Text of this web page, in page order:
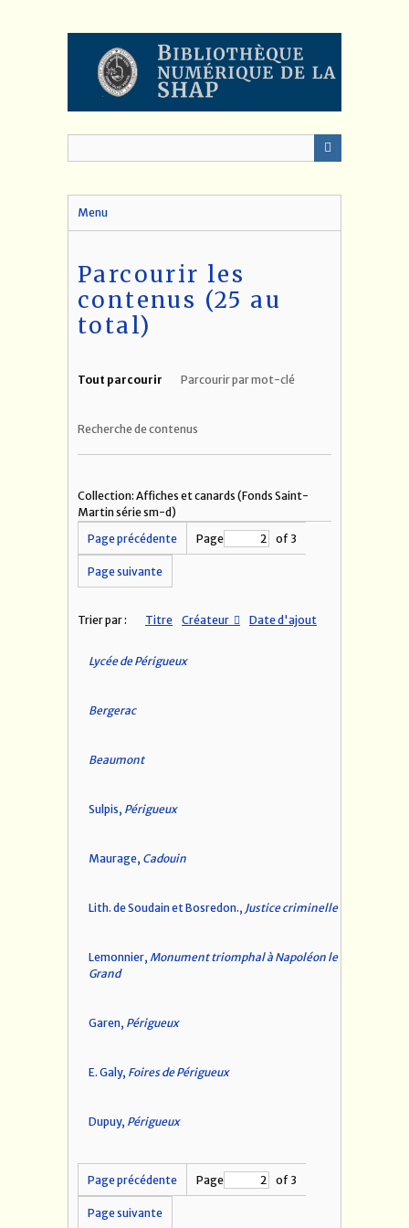
Menu
Parcourir les
contenus (25 au
total)
Tout parcourir Parcourir par mot-clé
Recherche de contenus
Collection: Affiches et canards (Fonds Saint-
Martin série sm-d)
Page précédente
Page of 3
Page suivante
Trier par : Titre Créateur Date d'ajout
Lycée de Périgueux
Bergerac
Beaumont
Sulpis, Périgueux
Maurage, Cadouin
Lith. de Soudain et Bosredon., Justice criminelle
Lemonnier, Monument triomphal à Napoléon le
Grand
Garen, Périgueux
E. Galy, Foires de Périgueux
Dupuy, Périgueux
Page précédente Page of 3
Page suivante